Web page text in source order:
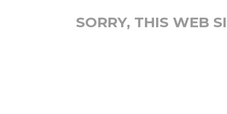
SORRY, THIS WEB